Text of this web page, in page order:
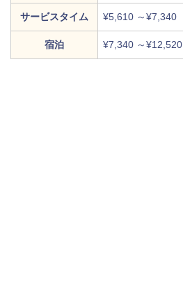
サービスタイム ¥5,610 ～¥7,340
宿泊 ¥7,340 ～¥12,520